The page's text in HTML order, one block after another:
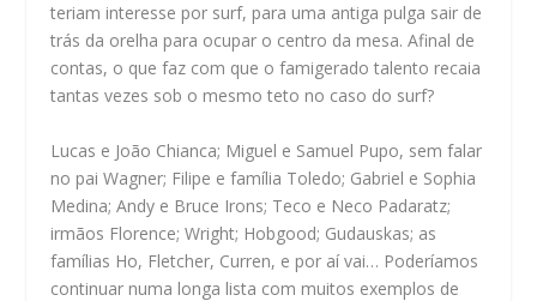
teriam interesse por surf, para uma antiga pulga sair de
trás da orelha para ocupar o centro da mesa. Afinal de
contas, o que faz com que o famigerado talento recaia
tantas vezes sob o mesmo teto no caso do surf?
Lucas e João Chianca; Miguel e Samuel Pupo, sem falar
no pai Wagner; Filipe e família Toledo; Gabriel e Sophia
Medina; Andy e Bruce Irons; Teco e Neco Padaratz;
irmãos Florence; Wright; Hobgood; Gudauskas; as
famílias Ho, Fletcher, Curren, e por aí vai… Poderíamos
continuar numa longa lista com muitos exemplos de